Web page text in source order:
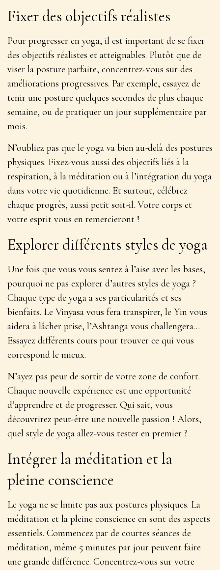
Fixer des objectifs réalistes
Pour progresser en yoga, il est important de se fixer
des objectifs réalistes et atteignables. Plutôt que de
viser la posture parfaite, concentrez-vous sur des
améliorations progressives. Par exemple, essayez de
tenir une posture quelques secondes de plus chaque
semaine, ou de pratiquer un jour supplémentaire par
mois.
N’oubliez pas que le yoga va bien au-delà des postures
physiques. Fixez-vous aussi des objectifs liés à la
respiration, à la méditation ou à l’intégration du yoga
dans votre vie quotidienne. Et surtout, célébrez
chaque progrès, aussi petit soit-il. Votre corps et
votre esprit vous en remercieront !
Explorer différents styles de yoga
Une fois que vous vous sentez à l’aise avec les bases,
pourquoi ne pas explorer d’autres styles de yoga ?
Chaque type de yoga a ses particularités et ses
bienfaits. Le Vinyasa vous fera transpirer, le Yin vous
aidera à lâcher prise, l’Ashtanga vous challengera…
Essayez différents cours pour trouver ce qui vous
correspond le mieux.
N’ayez pas peur de sortir de votre zone de confort.
Chaque nouvelle expérience est une opportunité
d’apprendre et de progresser. Qui sait, vous
découvrirez peut-être une nouvelle passion ! Alors,
quel style de yoga allez-vous tester en premier ?
Intégrer la méditation et la
pleine conscience
Le yoga ne se limite pas aux postures physiques. La
méditation et la pleine conscience en sont des aspects
essentiels. Commencez par de courtes séances de
méditation, même 5 minutes par jour peuvent faire
une grande différence. Concentrez-vous sur votre